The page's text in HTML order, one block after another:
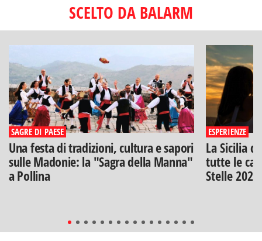
SCELTO DA BALARM
SAGRE DI PAESE
Una festa di tradizioni, cultura e sapori
sulle Madonie: la "Sagra della Manna"
a Pollina
ESPERIENZE
La Sicilia
tutte le
Stelle